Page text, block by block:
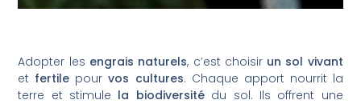
Adopter les engrais naturels, c’est choisir un sol vivant
et fertile pourvos cultures. Chaque apport nourrit la
terre et stimule la biodiversitédu sol. Ils offrent une